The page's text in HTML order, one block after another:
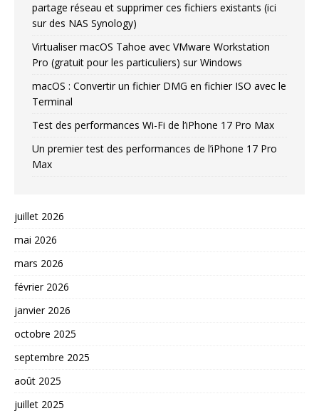
partage réseau et supprimer ces fichiers existants (ici
sur des NAS Synology)
Virtualiser macOS Tahoe avec VMware Workstation
Pro (gratuit pour les particuliers) sur Windows
macOS : Convertir un fichier DMG en fichier ISO avec le
Terminal
Test des performances Wi-Fi de l’iPhone 17 Pro Max
Un premier test des performances de l’iPhone 17 Pro
Max
juillet 2026
mai 2026
mars 2026
février 2026
janvier 2026
octobre 2025
septembre 2025
août 2025
juillet 2025